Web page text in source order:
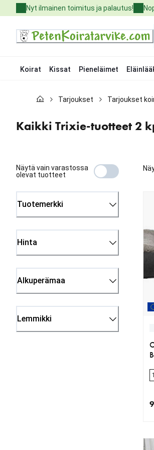
to
Nyt ilmainen toimitus ja palautus!
Koirat Kissat Pieneläimet
Kissat
Eläinlääkäriruoat
Tuotemerkit
Palvelut
Tarjoukset Tarjoukset
Kaikki Trixie-tuotteet 2
Näytä vain varastossa
olevat tuotteet
Tuotemerkki
Hinta
Alkuperämaa
Lemmikki